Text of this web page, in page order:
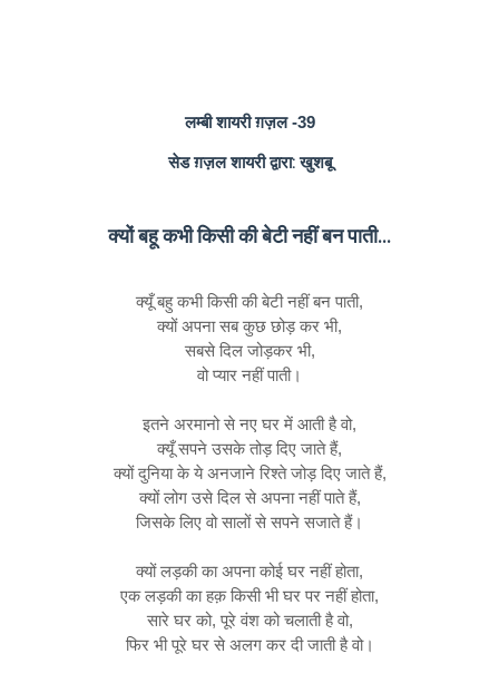
लम्बी शायरी ग़ज़ल -39
सेड ग़ज़ल शायरी द्वारा: खुशबू
क्यों बहू कभी किसी की बेटी नहीं बन पाती...
क्यूँ बहु कभी किसी की बेटी नहीं बन पाती,
क्यों अपना सब कुछ छोड़ कर भी,
सबसे दिल जोड़कर भी,
वो प्यार नहीं पाती।
इतने अरमानो से नए घर में आती है वो,
क्यूँ सपने उसके तोड़ दिए जाते हैं,
क्यों दुनिया के ये अनजाने रिश्ते जोड़ दिए जाते हैं,
क्यों लोग उसे दिल से अपना नहीं पाते हैं,
जिसके लिए वो सालों से सपने सजाते हैं।
क्यों लड़की का अपना कोई घर नहीं होता,
एक लड़की का हक़ किसी भी घर पर नहीं होता,
सारे घर को, पूरे वंश को चलाती है वो,
फिर भी पूरे घर से अलग कर दी जाती है वो।